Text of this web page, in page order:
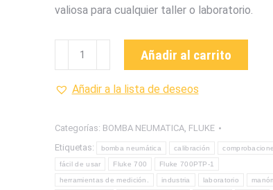
valiosa para cualquier taller o laboratorio.
FLUKE700PTP-
BOMBA
COMPROBACIONES
MARCA
FLUKE
cantidad
Añadir al carrito
Añadir a la lista de deseos
Categorías: BOMBA NEUMATICA, FLUKE
Etiquetas:
bomba neumática calibración
fácil de usar Fluke 700 Fluke 700PTP-1
herramientas de medición. industria laboratorio